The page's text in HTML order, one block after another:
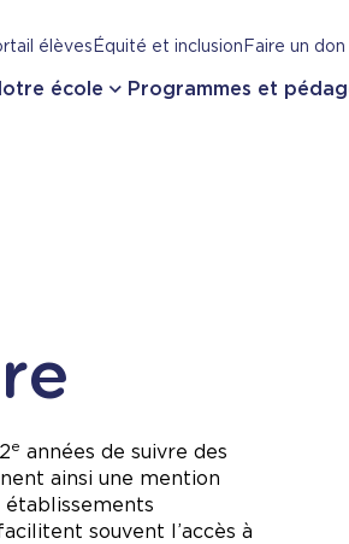
élèvesÉquité et inclusionFaire un don
école Programmes et
e années de suivre des
ainsi une mention
souvent l’accès à